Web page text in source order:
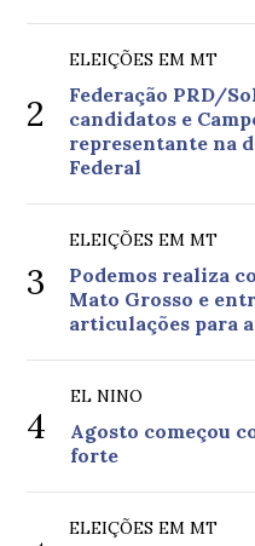
2
ELEIÇÕES EM MT
Federação PRD/
candidatos e
representante na
Federal
3
ELEIÇÕES EM MT
Podemos realiza
Mato Grosso e
articulações para
4
EL NINO
Agosto começou
forte
ELEIÇÕES EM MT